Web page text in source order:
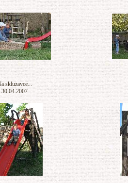
skluzavce...
30.04.2007